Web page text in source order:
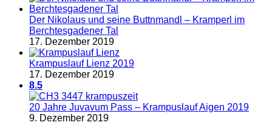
Der Nikolaus und seine Buttnmandl – Kramperl im
Berchtesgadener Tal
17. Dezember 2019
Krampuslauf Lienz 2019
17. Dezember 2019
8.5
20 Jahre Juvavum Pass – Krampuslauf Aigen 2019
9. Dezember 2019